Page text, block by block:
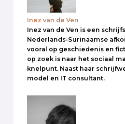
Inez van de Ven
Inez van de Ven is een
Nederlands-Surinaamse
vooral op geschiedenis en
op zoek is naar het sociaal
knelpunt. Naast haar
model en IT consultant.